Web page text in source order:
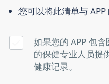
您可以将此清单与 APP
如果您的 APP 包
的保健专业人员提
健康记录。